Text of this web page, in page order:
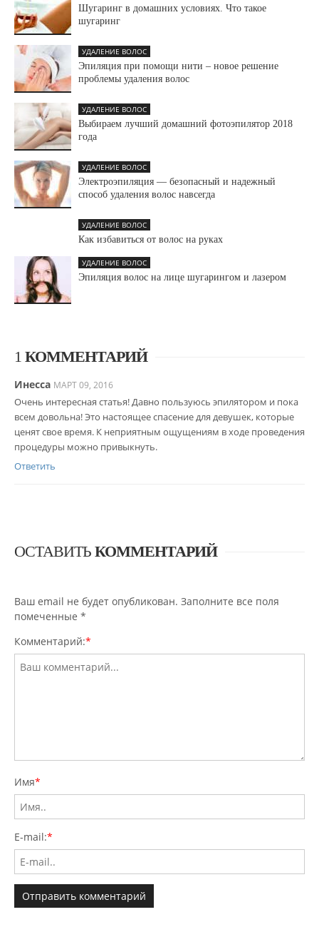
Шугаринг в домашних условиях. Что такое
шугаринг
УДАЛЕНИЕ ВОЛОС
Эпиляция при помощи нити – новое решение
проблемы удаления волос
УДАЛЕНИЕ ВОЛОС
Выбираем лучший домашний фотоэпилятор 2018
года
УДАЛЕНИЕ ВОЛОС
Электроэпиляция — безопасный и надежный
способ удаления волос навсегда
УДАЛЕНИЕ ВОЛОС
Как избавиться от волос на руках
УДАЛЕНИЕ ВОЛОС
Эпиляция волос на лице шугарингом и лазером
1 КОММЕНТАРИЙ
Инесса МАРТ 09, 2016
Очень интересная статья! Давно пользуюсь эпилятором и пока
всем довольна! Это настоящее спасение для девушек, которые
ценят свое время. К неприятным ощущениям в ходе проведения
процедуры можно привыкнуть.
Ответить
ОСТАВИТЬ КОММЕНТАРИЙ
Ваш email не будет опубликован. Заполните все поля
помеченные *
Комментарий:*
Имя*
E-mail:*